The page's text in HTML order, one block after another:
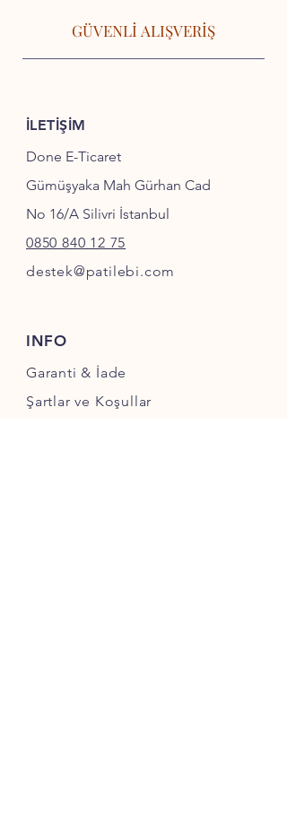
GÜVENLİ ALIŞVERİŞ
İLETİŞİM
Done E-Ticaret
Gümüşyaka Mah Gürhan Cad
No 16/A Silivri İstanbul
0850 840 12 75
destek@patilebi.com
INFO
Garanti & İade
Şartlar ve Koşullar